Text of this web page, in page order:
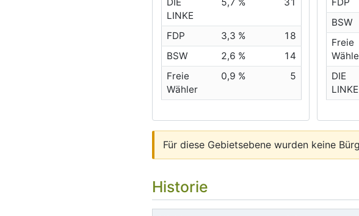
LINKE
FDP 3,3 %
18
BSW
2,6 %
14
Freie
Wähler
0,9 % 5
BSW
Freie
DIE
LINKE
Für diese Gebietsebene wurden keine
Historie